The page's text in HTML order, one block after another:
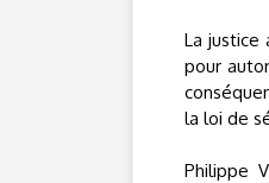
La justice
pour
la loi de
Philippe